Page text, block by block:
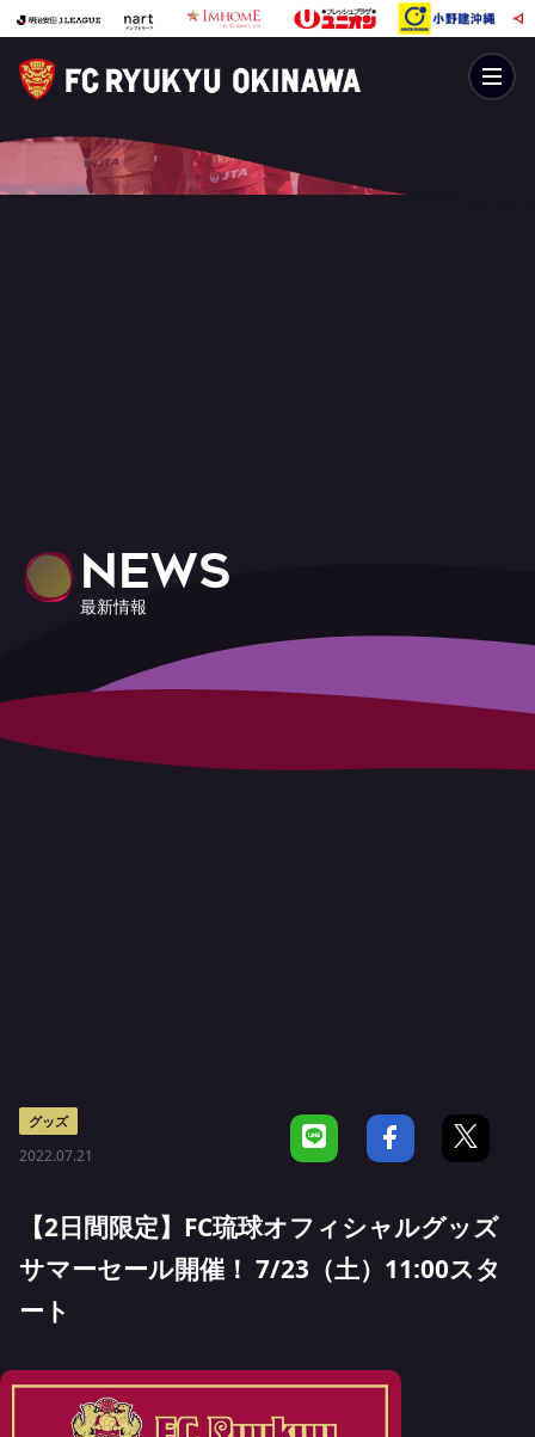
NEWS
最新情報
グッズ
2022.07.21
【2日間限定】FC琉球オフィシャルグッズ
サマーセール開催！ 7/23（土）11:00スタ
ート